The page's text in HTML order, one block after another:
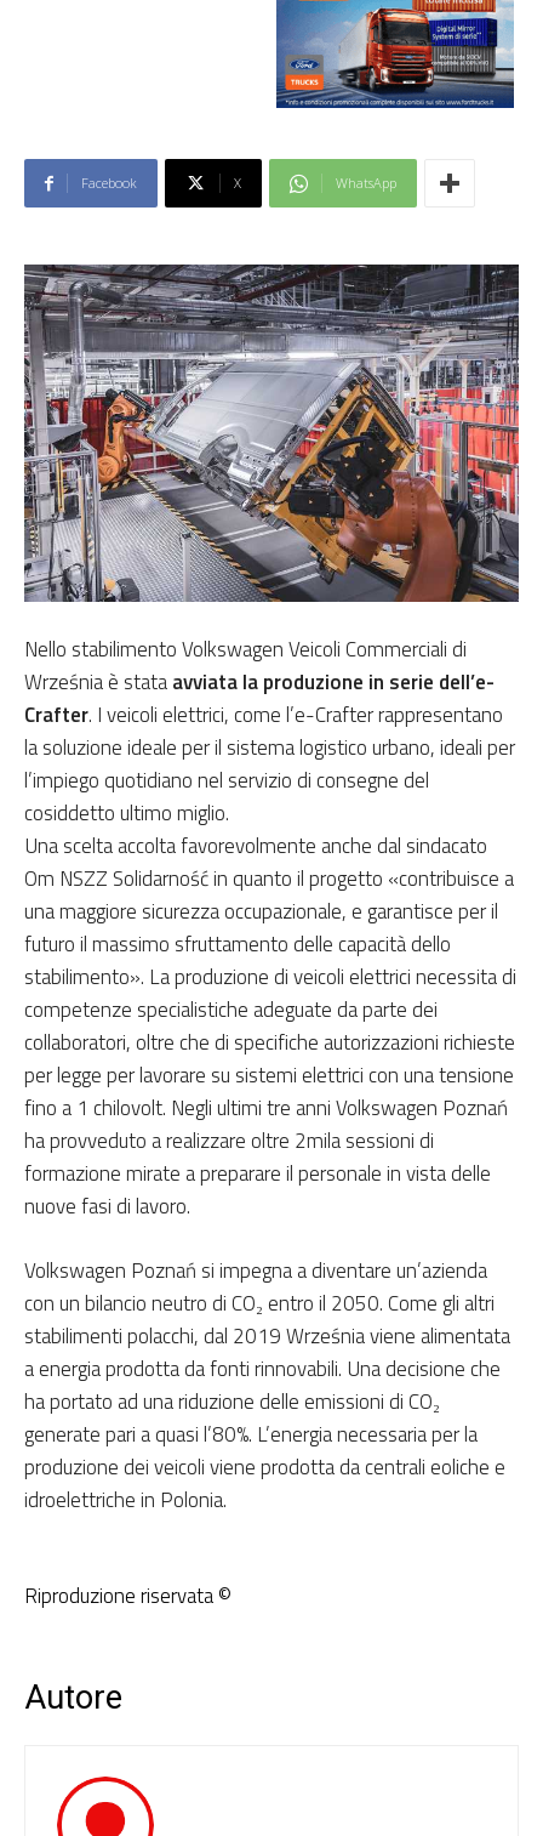
Facebook X WhatsApp
Nello stabilimento Volkswagen Veicoli Commerciali di
Września è stataavviata la produzione in serie dell’e-
Crafter. I veicoli elettrici, come l’e-Crafter rappresentano
la soluzione ideale per il sistema logistico urbano, ideali per
l’impiego quotidiano nel servizio di consegne del
cosiddetto ultimo miglio.
Una scelta accolta favorevolmente anche dal sindacato
Om NSZZ Solidarność in quanto il progetto «contribuisce a
una maggiore sicurezza occupazionale, e garantisce per il
futuro il massimo sfruttamento delle capacità dello
stabilimento». La produzione di veicoli elettrici necessita di
competenze specialistiche adeguate da parte dei
collaboratori, oltre che di specifiche autorizzazioni richieste
per legge per lavorare su sistemi elettrici con una tensione
fino a 1 chilovolt. Negli ultimi tre anni Volkswagen Poznań
ha provveduto a realizzare oltre 2mila sessioni di
formazione mirate a preparare il personale in vista delle
nuove fasi di lavoro.
Volkswagen Poznań si impegna a diventare un’azienda
con un bilancio neutro di CO₂ entro il 2050. Come gli altri
stabilimenti polacchi, dal 2019 Września viene alimentata
a energia prodotta da fonti rinnovabili. Una decisione che
ha portato ad una riduzione delle emissioni di CO₂
generate pari a quasi l’80%. L’energia necessaria per la
produzione dei veicoli viene prodotta da centrali eoliche e
idroelettriche in Polonia.
Riproduzione riservata ©
Autore